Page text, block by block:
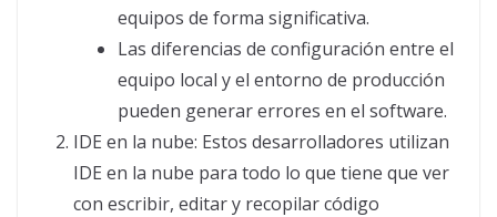
equipos de forma significativa.
Las diferencias de configuración entre el
equipo local y el entorno de producción
pueden generar errores en el software.
IDE en la nube: Estos desarrolladores utilizan
IDE en la nube para todo lo que tiene que ver
con escribir, editar y recopilar código